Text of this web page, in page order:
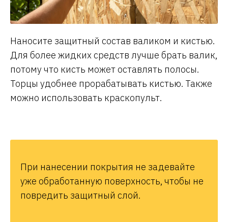
Наносите защитный состав валиком и кистью.
Для более жидких средств лучше брать валик,
потому что кисть может оставлять полосы.
Торцы удобнее прорабатывать кистью. Также
можно использовать краскопульт.
При нанесении покрытия не задевайте
уже обработанную поверхность, чтобы не
повредить защитный слой.